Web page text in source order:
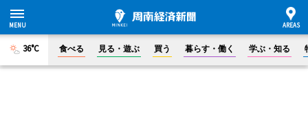
36°C 食べる 見る・遊ぶ 買う 暮らす・働く 学ぶ・知る